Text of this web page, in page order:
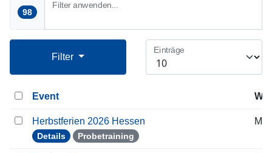
98
Filter anwenden...
Filter
Einträge
Event
Herbstferien 2026 Hessen
Details Probetraining